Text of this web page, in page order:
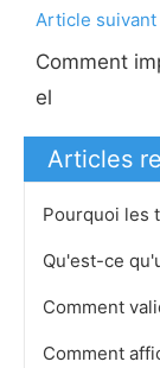
Article suivant
Comment
el
Articles
Qu'est-ce
Comment